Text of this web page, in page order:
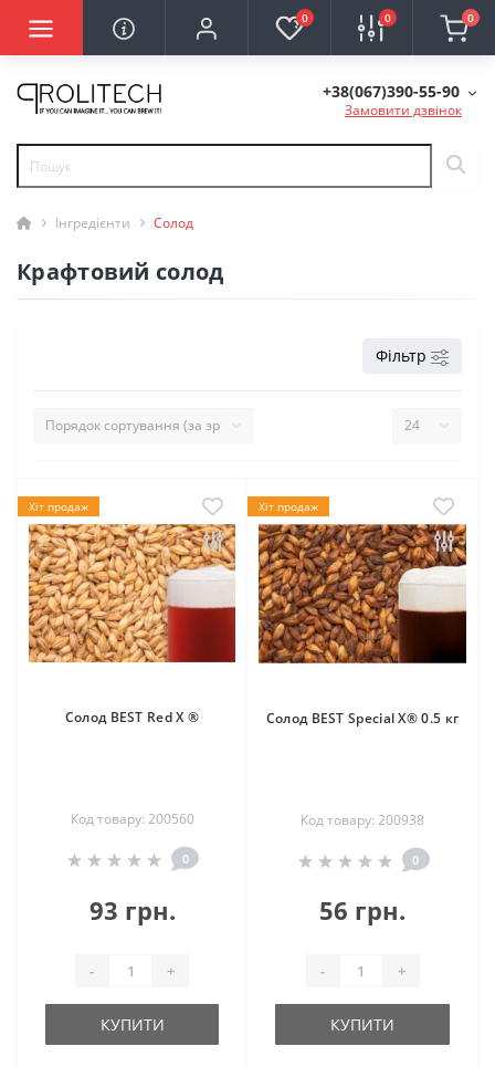
0 0 0
+38(067)390-55-90
Замовити дзвінок
Інгредієнти Солод
Крафтовий солод
Фільтр
Хіт продаж
Солод BEST Red X ®
Код товару: 200560
0
93 грн.
- +
КУПИТИ
Хіт продаж
Солод BEST Special X® 0.5 кг
Код товару: 200938
0
56 грн.
- +
КУПИТИ